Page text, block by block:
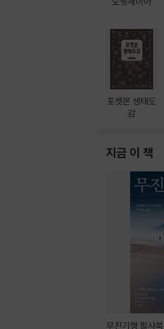
포켓몬 생태도
감
지금 이 책
무진기행 필사북